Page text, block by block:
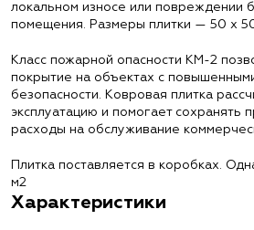
локальном износе или повреждении
помещения. Размеры плитки — 50 х
Класс пожарной опасности КМ-2
покрытие на объектах с
безопасности. Ковровая плитка
эксплуатацию и помогает сохранять
расходы на обслуживание
Плитка поставляется в коробках.
м2
Характеристики